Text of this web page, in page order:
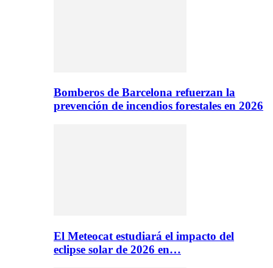
Bomberos de Barcelona refuerzan la
prevención de incendios forestales en 2026
El Meteocat estudiará el impacto del
eclipse solar de 2026 en…